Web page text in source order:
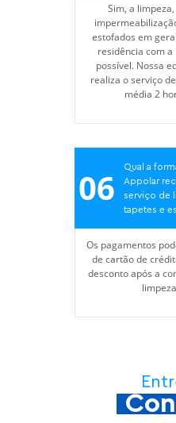
Sim, a
estofados em
residência com
possível. Nossa
realiza o serviço
média 2
06
Qual a
Appolar
serviço de
tapetes e
Os pagamentos
de cartão de
desconto após a